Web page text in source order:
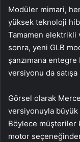
Modüler mimari,
yüksek teknoloji
Tamamen elektrikli
sonra, yeni GLB
şanzımana
versiyonu da
Görsel olarak
versiyonuyla büyük
Böylece müşteriler
motor